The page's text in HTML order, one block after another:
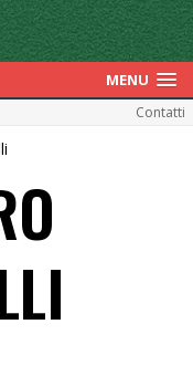
MENU
Contatti